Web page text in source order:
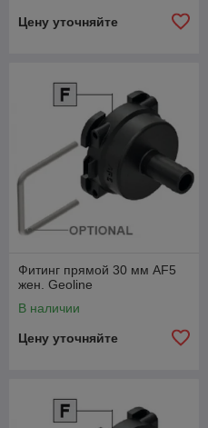
Цену уточняйте
Фитинг прямой 30 мм AF5
жен. Geoline
В наличии
Цену уточняйте